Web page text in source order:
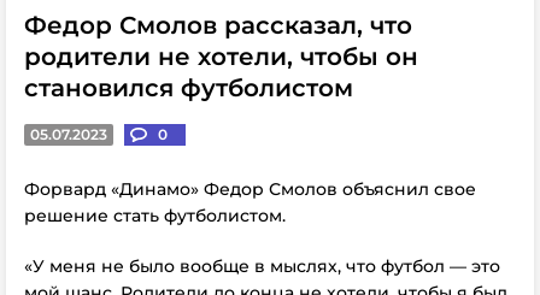
Федор Смолов рассказал, что
родители не хотели, чтобы он
становился футболистом
05.07.2023 0
Форвард «Динамо» Федор Смолов объяснил свое
решение стать футболистом.
«У меня не было вообще в мыслях, что футбол — это